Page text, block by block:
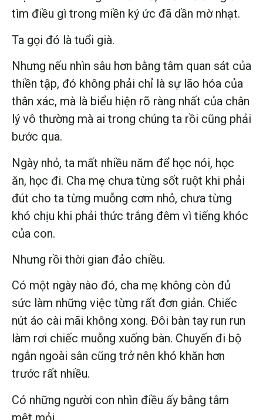
tìm điều gì trong miền ký ức đã dần mờ nhạt.
Ta gọi đó là tuổi già.
Nhưng nếu nhìn sâu hơn bằng tâm quan sát của
thiền tập, đó không phải chỉ là sự lão hóa của
thân xác, mà là biểu hiện rõ ràng nhất của chân
lý vô thường mà ai trong chúng ta rồi cũng phải
bước qua.
Ngày nhỏ, ta mất nhiều năm để học nói, học
ăn, học đi. Cha mẹ chưa từng sốt ruột khi phải
đút cho ta từng muỗng cơm nhỏ, chưa từng
khó chịu khi phải thức trắng đêm vì tiếng khóc
của con.
Nhưng rồi thời gian đảo chiều.
Có một ngày nào đó, cha mẹ không còn đủ
sức làm những việc từng rất đơn giản. Chiếc
nút áo cài mãi không xong. Đôi bàn tay run run
làm rơi chiếc muỗng xuống bàn. Chuyến đi bộ
ngắn ngoài sân cũng trở nên khó khăn hơn
trước rất nhiều.
Có những người con nhìn điều ấy bằng tâm